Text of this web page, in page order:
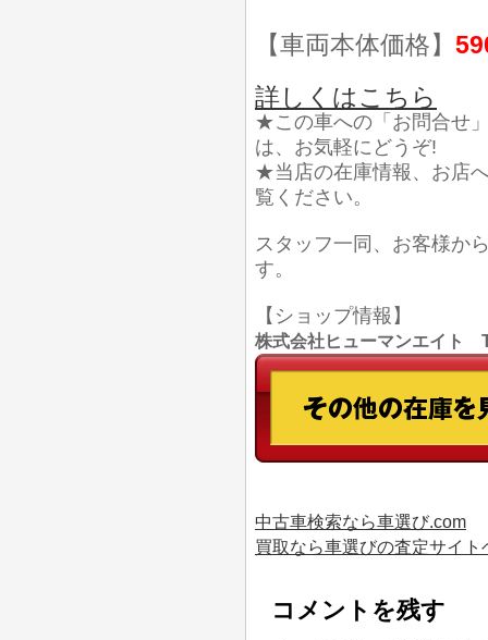
【車両本体価格】
詳しくはこちら
★この車への「お問合せ
は、お気軽にどうぞ!
★当店の在庫情報、お店
覧ください。
スタッフ一同、お客様か
す。
【ショップ情報】
株式会社ヒューマンエイト
中古車検索なら車選び.com
買取なら車選びの査定サイト
コメントを残す